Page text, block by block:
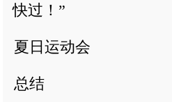
快过！”
夏日运动会
总结